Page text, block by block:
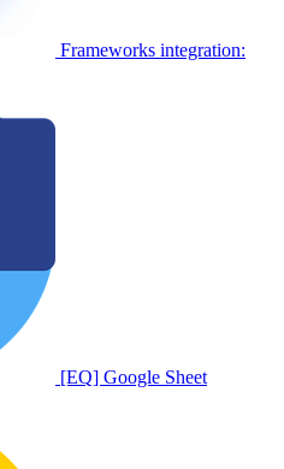
Frameworks integration:
[EQ] Google Sheet